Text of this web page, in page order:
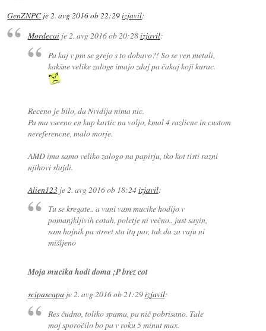
GenZNPCje2. avg 2016 ob 22:29izjavil:
Mordecaije2. avg 2016 ob 20:28izjavil:
Pa kaj v pm se grejo s to dobavo?! So se ven metali,
kakšne velike zaloge imajo zdaj pa čakaj koji kurac.
Receno je bilo, da Nvidija nima nic.
Pa ma vseeno en kup kartic na voljo, kmal 4 razlicne in custom
nereferencne, malo morje.
AMD ima samo veliko zalogo na papirju, tko kot tisti razni
njihovi slajdi.
Alien123je 2. avg 2016 ob 18:24izjavil:
Tu se kregate.. a vuni vam mucike hodijo v
pomanjkljivih cotah, poletje ni večno.. just sayin,
sam hojnik pa street sta itq par, tak da za vaju ni
mišljeno
Moja mucika hodi doma ;P brez cot
scipascapaje2. avg 2016 ob 21:29izjavil:
Res čudno, toliko spama, pa nič pobrisano. Tale
moj sporočilo bo pa v roku 5 minut max.